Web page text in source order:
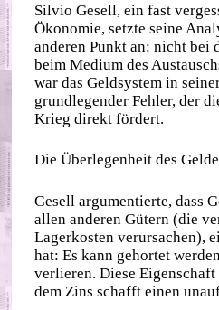
Silvio Gesell, ein fast
Ökonomie, setzte seine
anderen Punkt an: nicht bei
beim Medium des
war das Geldsystem in
grundlegender Fehler, der
Krieg direkt fördert.
Die Überlegenheit des
Gesell argumentierte, dass
allen anderen Gütern (die
Lagerkosten verursachen),
hat: Es kann gehortet
verlieren. Diese
dem Zins schafft einen